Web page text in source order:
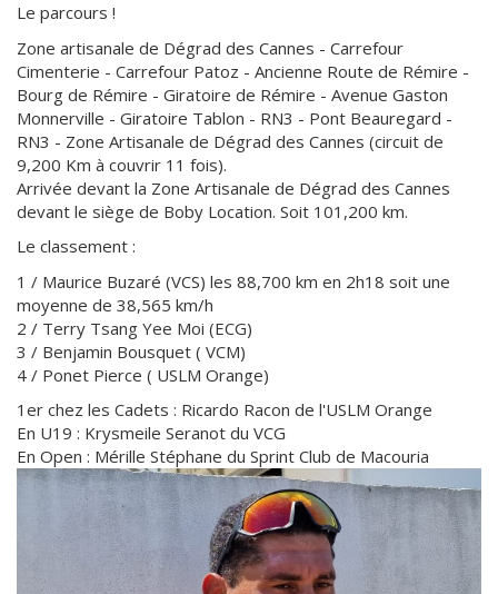
Le parcours !
Zone artisanale de Dégrad des Cannes - Carrefour
Cimenterie - Carrefour Patoz - Ancienne Route de Rémire -
Bourg de Rémire - Giratoire de Rémire - Avenue Gaston
Monnerville - Giratoire Tablon - RN3 - Pont Beauregard -
RN3 - Zone Artisanale de Dégrad des Cannes (circuit de
9,200 Km à couvrir 11 fois).
Arrivée devant la Zone Artisanale de Dégrad des Cannes
devant le siège de Boby Location. Soit 101,200 km.
Le classement :
1 / Maurice Buzaré (VCS) les 88,700 km en 2h18 soit une
moyenne de 38,565 km/h
2 / Terry Tsang Yee Moi (ECG)
3 / Benjamin Bousquet ( VCM)
4 / Ponet Pierce ( USLM Orange)
1er chez les Cadets : Ricardo Racon de l'USLM Orange
En U19 : Krysmeile Seranot du VCG
En Open : Mérille Stéphane du Sprint Club de Macouria
Faire